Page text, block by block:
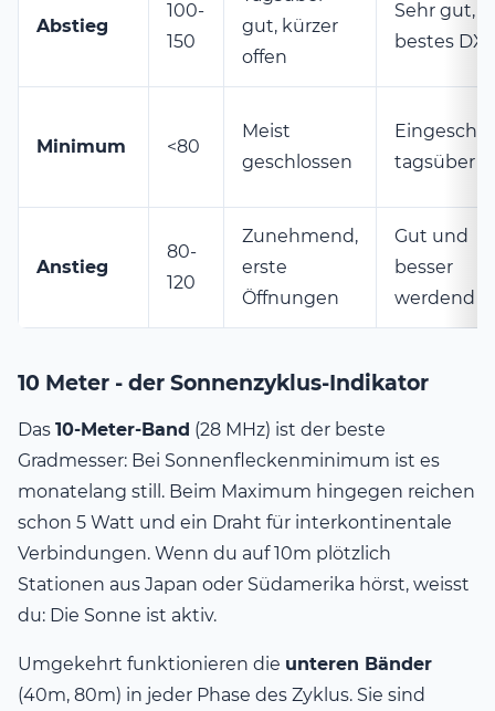
Abstieg
100-
150
gut, kürzer
offen
Sehr gut,
bestes DX
Minimum <80
Meist
geschlossen
tagsüber
Anstieg
80-
120
Zunehmend,
erste
Öffnungen
Gut und
besser
werdend
10 Meter - der Sonnenzyklus-Indikator
Das 10-Meter-Band (28 MHz) ist der beste
Gradmesser: Bei Sonnenfleckenminimum ist es
monatelang still. Beim Maximum hingegen reichen
schon 5 Watt und ein Draht für interkontinentale
Verbindungen. Wenn du auf 10m plötzlich
Stationen aus Japan oder Südamerika hörst, weisst
du: Die Sonne ist aktiv.
Umgekehrt funktionieren die unteren Bänder
(40m, 80m) in jeder Phase des Zyklus. Sie sind